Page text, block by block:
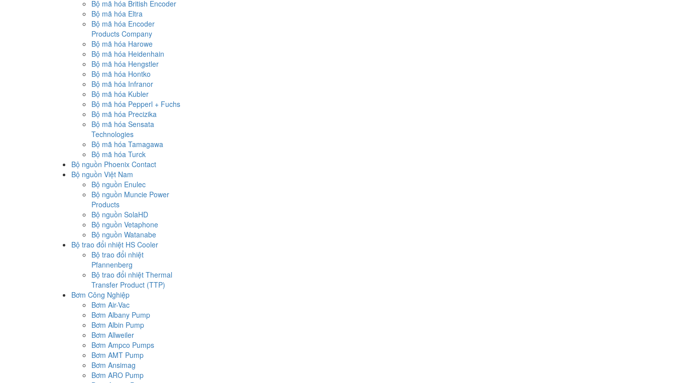
Bộ mã hóa British Encoder
Bộ mã hóa Eltra
Bộ mã hóa Encoder
Products Company
Bộ mã hóa Harowe
Bộ mã hóa Heidenhain
Bộ mã hóa Hengstler
Bộ mã hóa Hontko
Bộ mã hóa Infranor
Bộ mã hóa Kubler
Bộ mã hóa Pepperl + Fuchs
Bộ mã hóa Precizika
Bộ mã hóa Sensata
Technologies
Bộ mã hóa Tamagawa
Bộ mã hóa Turck
Bộ nguồn Phoenix Contact
Bộ nguồn Việt Nam
Bộ nguồn Enulec
Bộ nguồn Muncie Power
Products
Bộ nguồn SolaHD
Bộ nguồn Vetaphone
Bộ nguồn Watanabe
Bộ trao đổi nhiệt HS Cooler
Bộ trao đổi nhiệt
Pfannenberg
Bộ trao đổi nhiệt Thermal
Transfer Product (TTP)
Bơm Công Nghiệp
Bơm Air-Vac
Bơm Albany Pump
Bơm Albin Pump
Bơm Allweiler
Bơm Ampco Pumps
Bơm AMT Pump
Bơm Ansimag
Bơm ARO Pump